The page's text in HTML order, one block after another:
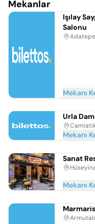
Mekanlar
Işılay
Salonu
Mekanı
Urla Dam
Mekanı
Sanat
Mekanı